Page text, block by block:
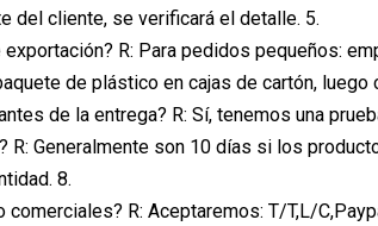
del cliente, se verificará el detalle. 5.
R: Para pedidos pequeños:
de plástico en cajas de cartón, luego
de la entrega? R: Sí, tenemos una
R: Generalmente son 10 días si los
8.
R: Aceptaremos: T/T,L/